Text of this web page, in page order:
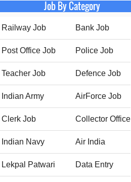
Job By Category
Railway Job Bank Job
Post Office Job Police Job
Teacher Job Defence Job
Indian Army AirForce Job
Clerk Job Collector Office
Indian Navy Air India
Lekpal Patwari Data Entry